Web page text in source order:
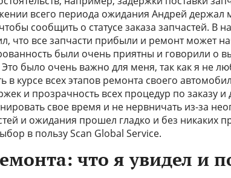
всего периода ожидания Андрей держал
сообщить о статусе заказа запчастей. В
что все запчасти прибыли и ремонт может
были очень приятны и говорили о
Это было очень важно для меня, так как я не
курсе всех этапов ремонта своего
и прозрачность всех процедур по заказу и
свое время и не нервничать из-за
и ожидания прошел гладко и без никаких
в пользу Scan Global Service.
что я увидел и